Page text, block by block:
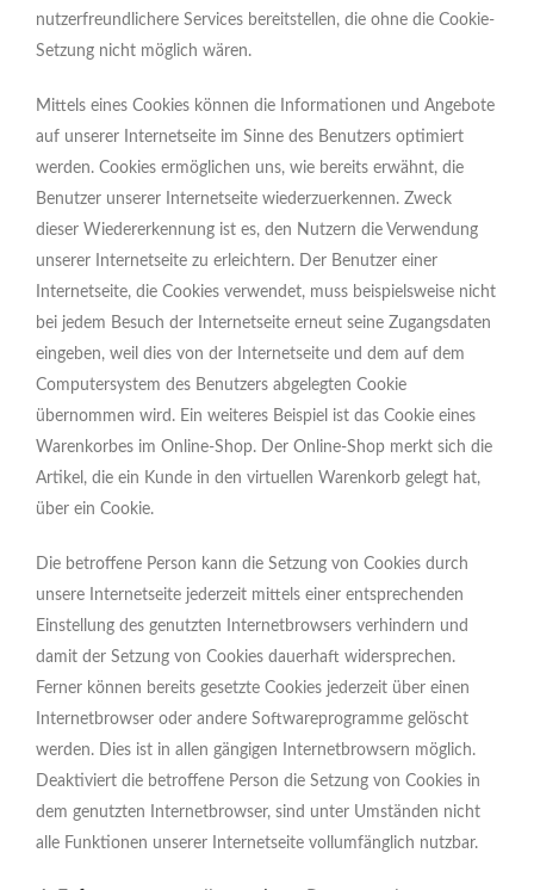
nutzerfreundlichere Services bereitstellen, die ohne die Cookie-
Setzung nicht möglich wären.
Mittels eines Cookies können die Informationen und Angebote
auf unserer Internetseite im Sinne des Benutzers optimiert
werden. Cookies ermöglichen uns, wie bereits erwähnt, die
Benutzer unserer Internetseite wiederzuerkennen. Zweck
dieser Wiedererkennung ist es, den Nutzern die Verwendung
unserer Internetseite zu erleichtern. Der Benutzer einer
Internetseite, die Cookies verwendet, muss beispielsweise nicht
bei jedem Besuch der Internetseite erneut seine Zugangsdaten
eingeben, weil dies von der Internetseite und dem auf dem
Computersystem des Benutzers abgelegten Cookie
übernommen wird. Ein weiteres Beispiel ist das Cookie eines
Warenkorbes im Online-Shop. Der Online-Shop merkt sich die
Artikel, die ein Kunde in den virtuellen Warenkorb gelegt hat,
über ein Cookie.
Die betroffene Person kann die Setzung von Cookies durch
unsere Internetseite jederzeit mittels einer entsprechenden
Einstellung des genutzten Internetbrowsers verhindern und
damit der Setzung von Cookies dauerhaft widersprechen.
Ferner können bereits gesetzte Cookies jederzeit über einen
Internetbrowser oder andere Softwareprogramme gelöscht
werden. Dies ist in allen gängigen Internetbrowsern möglich.
Deaktiviert die betroffene Person die Setzung von Cookies in
dem genutzten Internetbrowser, sind unter Umständen nicht
alle Funktionen unserer Internetseite vollumfänglich nutzbar.